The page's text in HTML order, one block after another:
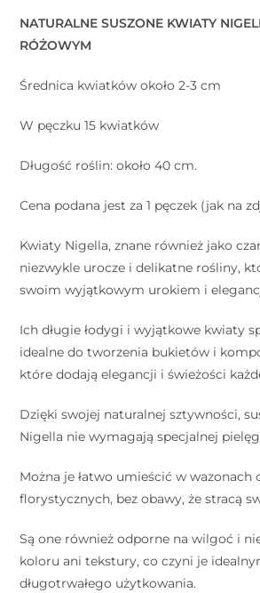
NATURALNE SUSZONE KWIATY
RÓŻOWYM
Średnica kwiatków około 2-3 cm
W pęczku 15 kwiatków
Długość roślin: około 40 cm.
Cena podana jest za 1 pęczek (jak na
Kwiaty Nigella, znane również jako
niezwykle urocze i delikatne rośliny,
swoim wyjątkowym urokiem i
Ich długie łodygi i wyjątkowe kwiaty
idealne do tworzenia bukietów i
które dodają elegancji i świeżości
Dzięki swojej naturalnej sztywności,
Nigella nie wymagają specjalnej
Można je łatwo umieścić w wazonach
florystycznych, bez obawy, że stracą
Są one również odporne na wilgoć i
koloru ani tekstury, co czyni je
długotrwałego użytkowania.